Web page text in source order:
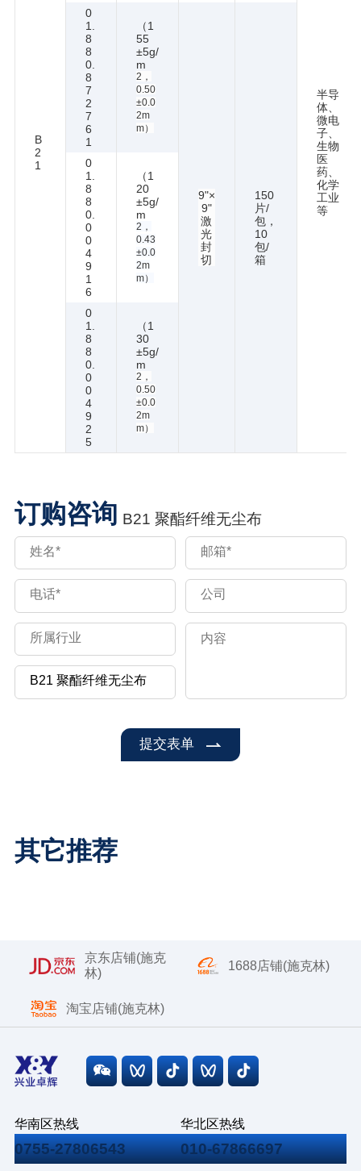
B
2
1
半导
体、
微电
子、
生物
医
药、
化学
工业
等
0
1.
8
8
0.
8
7
2
7
6
1
（1
55
±5g/
m
2，
0.50
±0.0
2m
m）
9"×
9"
激
光
封
切
150
片/
包，
10
包/
箱
0
1.
8
8
0.
0
0
4
9
1
6
（1
20
±5g/
m
2，
0.43
±0.0
2m
m）
0
1.
8
8
0.
0
0
4
9
2
5
（1
30
±5g/
m
2，
0.50
±0.0
2m
m）
订购咨询 B21 聚酯纤维无尘布
提交表单
其它推荐
京东店铺(施克
林)
1688店铺(施克林)
淘宝店铺(施克林)
华南区热线
0755-27806543
华北区热线
010-67866697